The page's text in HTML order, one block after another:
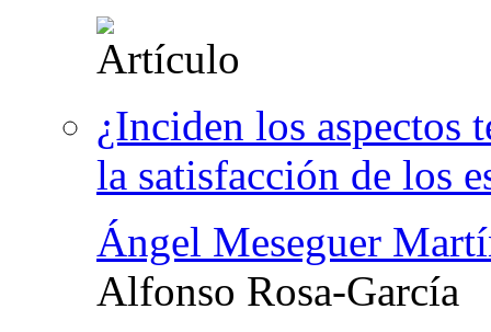
¿Inciden los aspectos
la satisfacción de los
Ángel Meseguer
Alfonso Rosa-García